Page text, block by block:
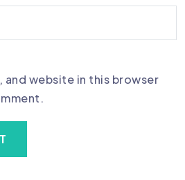
and website in this browser